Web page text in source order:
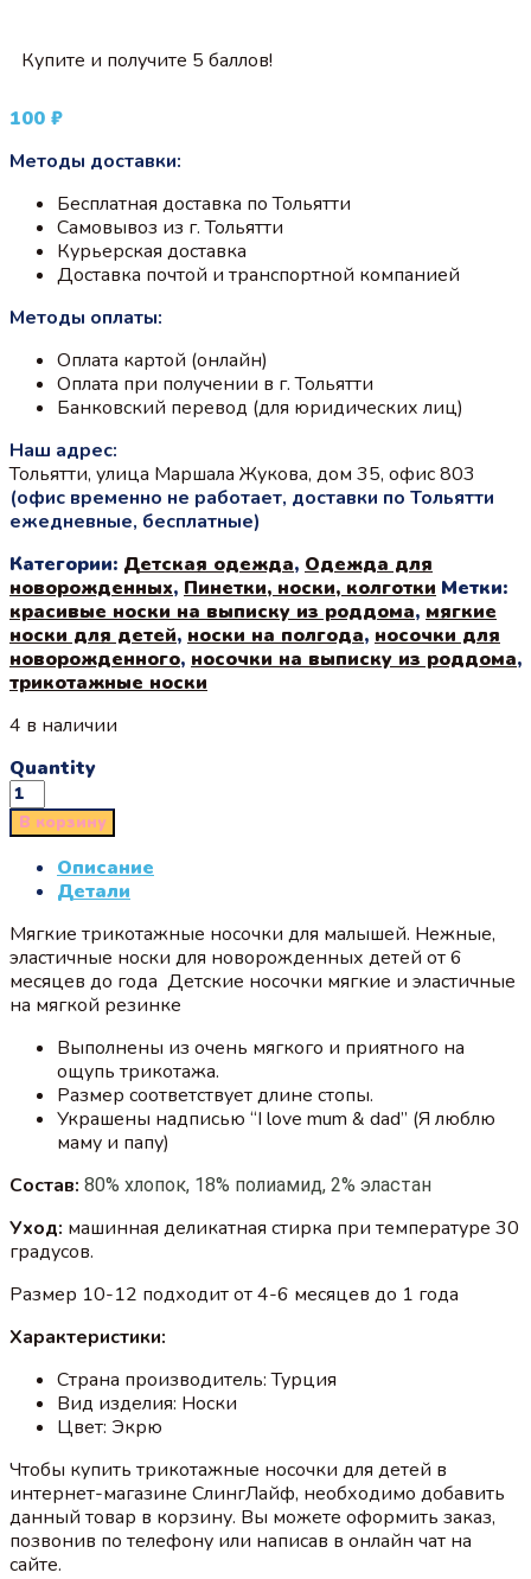
Купите и получите 5 баллов!
100 ₽
Методы доставки:
Бесплатная доставка по Тольятти
Самовывоз из г. Тольятти
Курьерская доставка
Доставка почтой и транспортной компанией
Методы оплаты:
Оплата картой (онлайн)
Оплата при получении в г. Тольятти
Банковский перевод (для юридических лиц)
Наш адрес:
Тольятти, улица Маршала Жукова, дом 35, офис 803
(офис временно не работает, доставки по Тольятти
ежедневные, бесплатные)
Категории: Детская одежда, Одежда для
новорожденных, Пинетки, носки, колготки Метки:
красивые носки на выписку из роддома, мягкие
носки для детей, носки на полгода, носочки для
новорожденного, носочки на выписку из роддома,
трикотажные носки
4 в наличии
Quantity
В корзину
Описание
Детали
Мягкие трикотажные носочки для малышей. Нежные,
эластичные носки для новорожденных детей от 6
месяцев до года Детские носочки мягкие и эластичные
на мягкой резинке
Выполнены из очень мягкого и приятного на
ощупь трикотажа.
Размер соответствует длине стопы.
Украшены надписью “I love mum & dad” (Я люблю
маму и папу)
Состав: 80% хлопок, 18% полиамид, 2% эластан
Уход: машинная деликатная стирка при температуре 30
градусов.
Размер 10-12 подходит от 4-6 месяцев до 1 года
Характеристики:
Страна производитель: Турция
Вид изделия: Носки
Цвет: Экрю
Чтобы купить трикотажные носочки для детей в
интернет-магазине СлингЛайф, необходимо добавить
данный товар в корзину. Вы можете оформить заказ,
позвонив по телефону или написав в онлайн чат на
сайте.